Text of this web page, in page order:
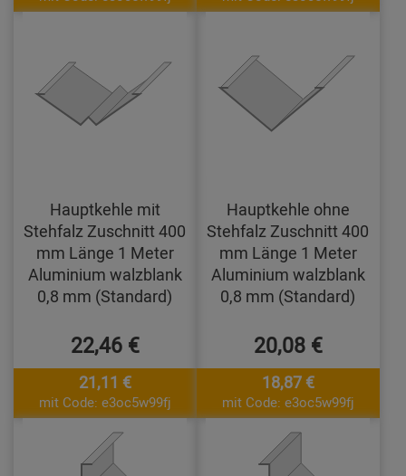
Hauptkehle mit
Stehfalz Zuschnitt 400
mm Länge 1 Meter
Aluminium walzblank
0,8 mm (Standard)
22,46 €
21,11 €
mit Code: e3oc5w99fj
Hauptkehle ohne
Stehfalz Zuschnitt 400
mm Länge 1 Meter
Aluminium walzblank
0,8 mm (Standard)
20,08 €
18,87 €
mit Code: e3oc5w99fj